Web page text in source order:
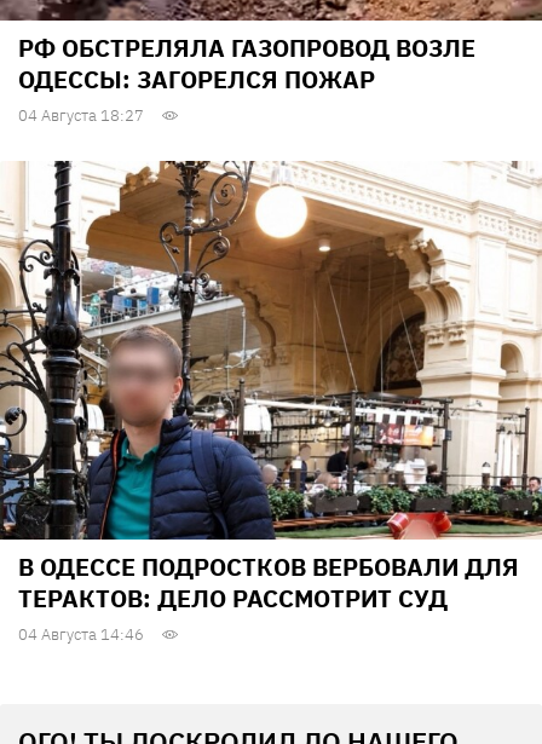
РФ ОБСТРЕЛЯЛА ГАЗОПРОВОД ВОЗЛЕ
ОДЕССЫ: ЗАГОРЕЛСЯ ПОЖАР
04 Августа 18:27
В ОДЕССЕ ПОДРОСТКОВ ВЕРБОВАЛИ ДЛЯ
ТЕРАКТОВ: ДЕЛО РАССМОТРИТ СУД
04 Августа 14:46